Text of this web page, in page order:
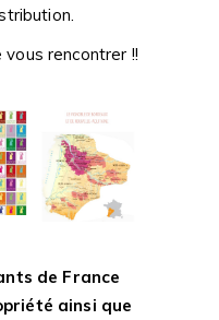
rencontrer !!
de France
ainsi que